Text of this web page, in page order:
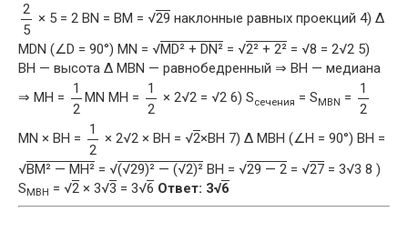
2
5
× 5 = 2 BN = BM = √29 наклонные равных проекций 4) Δ
MDN (∠D = 90°) MN = √MD² + DN² = √2² + 2² = √8 = 2√2 5)
BH — высота Δ MBN — равнобедренный ⇒ BH — медиана
⇒ MH =
1
2
MN MH =
1
2
× 2√2 = √2 6) Sсечения = SMBN =
1
2
MN × BH =
1
2
× 2√2 × BH = √2×BH 7) Δ MBH (∠H = 90°) BH =
√BM² — MH² = √(√29)² — (√2)² BH = √29 — 2 = √27 = 3√3 8 )
S MBH = √2 × 3√3 = 3√6 Ответ: 3√6